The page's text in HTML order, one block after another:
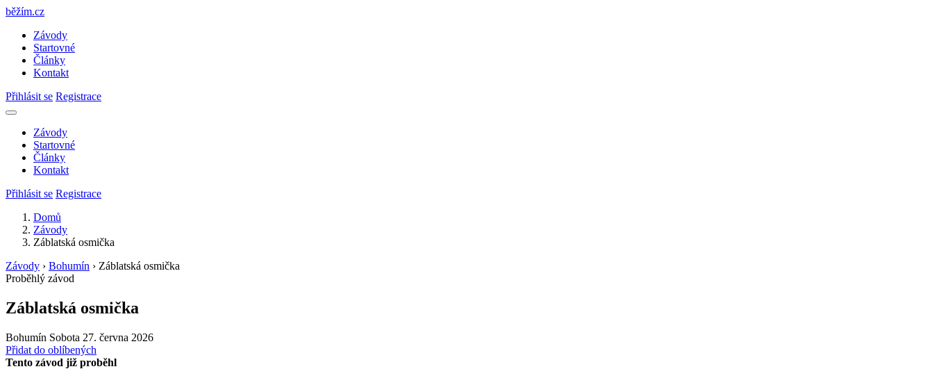
běžím.cz
Závody
Startovné
Články
Kontakt
Přihlásit se Registrace
Závody
Startovné
Články
Kontakt
Přihlásit se Registrace
Domů
Závody
Záblatská osmička
Závody › Bohumín › Záblatská osmička
Proběhlý závod
Záblatská osmička
Bohumín Sobota 27. června 2026
Přidat do oblíbených
Tento závod již proběhl